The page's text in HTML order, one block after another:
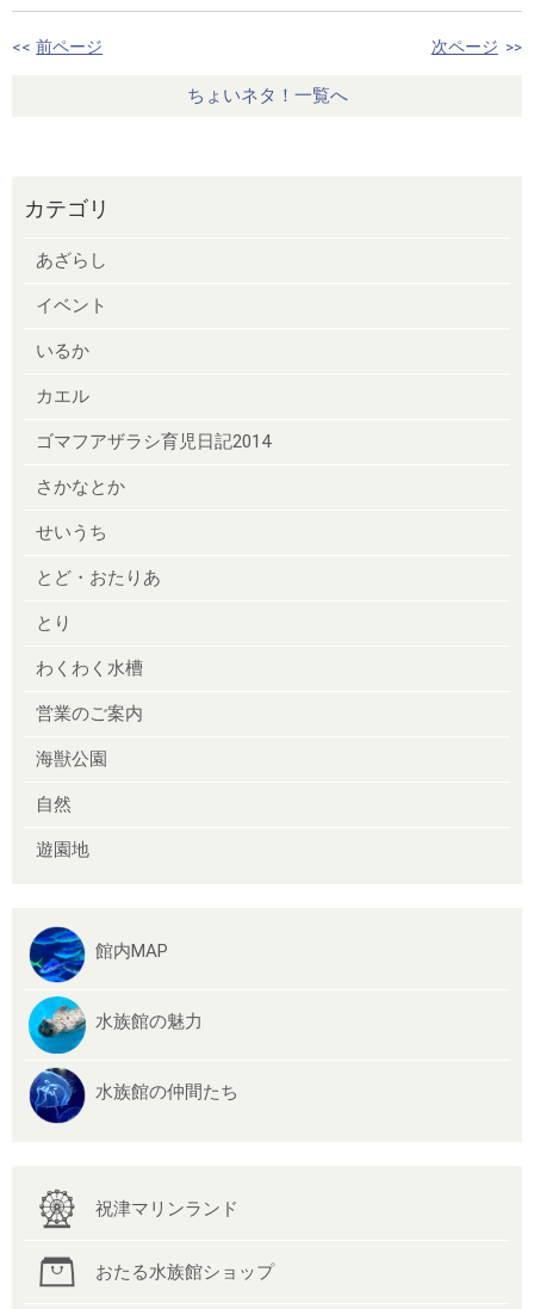
<< 前ページ 次ページ >>
ちょいネタ！一覧へ
カテゴリ
あざらし
イベント
いるか
カエル
ゴマフアザラシ育児日記2014
さかなとか
せいうち
とど・おたりあ
とり
わくわく水槽
営業のご案内
海獣公園
自然
遊園地
館内MAP
水族館の魅力
水族館の仲間たち
祝津マリンランド
おたる水族館ショップ